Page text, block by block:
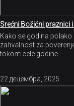
Srećni Božićni praznici
Kako se godina
zahvalnost za
tokom cele godine.
22 децембра, 2025